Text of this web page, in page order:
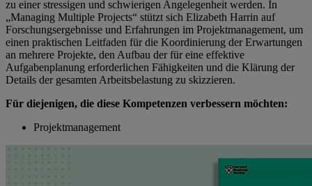
zu einer stressigen und schwierigen Angelegenheit werden. In
„Managing Multiple Projects“ stützt sich Elizabeth Harrin auf
Forschungsergebnisse und Erfahrungen im Projektmanagement, um
einen praktischen Leitfaden für die Koordinierung der Erwartungen
an mehrere Projekte, den Aufbau der für eine effektive
Aufgabenplanung erforderlichen Fähigkeiten und die Klärung der
Details der gesamten Arbeitsbelastung zu skizzieren.
Für diejenigen, die diese Kompetenzen verbessern möchten:
Projektmanagement